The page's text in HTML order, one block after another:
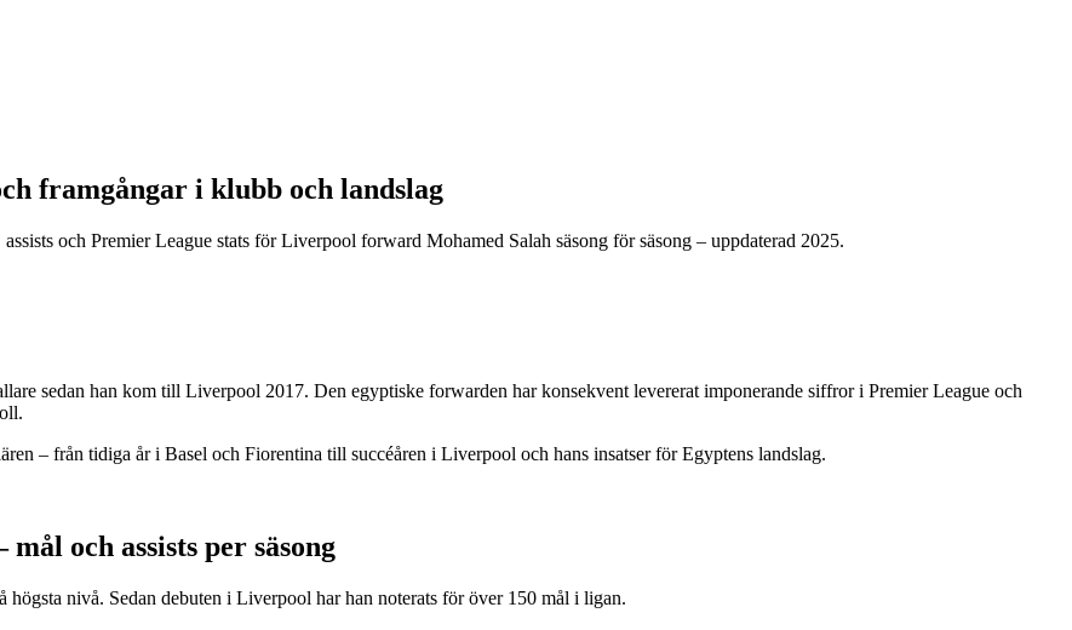
framgångar i klubb och landslag
och Premier League stats för Liverpool forward Mohamed Salah säsong för säsong – uppdaterad 2025.
sedan han kom till Liverpool 2017. Den egyptiske forwarden har konsekvent levererat imponerande siffror i Premier League och
– från tidiga år i Basel och Fiorentina till succéåren i Liverpool och hans insatser för Egyptens landslag.
och assists per säsong
nivå. Sedan debuten i Liverpool har han noterats för över 150 mål i ligan.